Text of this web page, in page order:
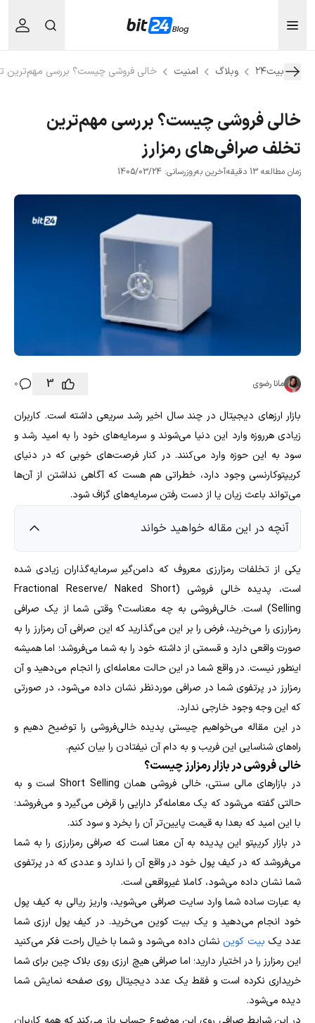
بیت۲۴ وبلاگ امنیت خالی فروشی چیست؟ بررسی مهم‌ترین
خالی فروشی چیست؟ بررسی مهم‌ترین
تخلف صرافی‌های رمزارز
زمان مطالعه 13 دقیقه آخرین به‌روزرسانی: 1405/03/24
مانا رضوی 3
0
بازار ارزهای دیجیتال در چند سال اخیر رشد سریعی داشته است. کاربران
زیادی هرروزه وارد این دنیا می‌شوند و سرمایه‌های خود را به امید رشد و
سود به این حوزه وارد می‌کنند. در کنار فرصت‌های خوبی که در دنیای
کریپتوکارنسی وجود دارد، خطراتی هم هست که آگاهی نداشتن از آن‌ها
می‌تواند باعث زیان یا از دست رفتن سرمایه‌های گزاف شود.
آنچه در این مقاله خواهید خواند
یکی از تخلفات رمزارزی معروف که دامن‌گیر سرمایه‌گذاران زیادی شده
است، پدیده خالی فروشی (Fractional Reserve/ Naked Short
Selling) است. خالی‌فروشی به چه معناست؟ وقتی شما از یک صرافی
رمزارزی را می‌خرید، فرض را بر این می‌گذارید که این صرافی آن رمزارز را به
صورت واقعی دارد و قسمتی از داشته خود را به شما می‌فروشد؛ اما همیشه
اینطور نیست. در واقع شما در این حالت معامله‌ای را انجام می‌دهید و آن
رمزارز در پرتفوی شما در صرافی موردنظر نشان داده می‌شود، در صورتی
که این وجه وجود خارجی ندارد.
در این مقاله می‌خواهیم چیستی پدیده خالی‌فروشی را توضیح دهیم و
راه‌های شناسایی این فریب و به دام آن نیفتادن را بیان کنیم.
خالی فروشی در بازار رمزارز چیست؟
در بازارهای مالی سنتی، خالی فروشی همان Short Selling است و به
حالتی گفته می‌شود که یک معامله‌گر دارایی را قرض می‌گیرد و می‌فروشد؛
با این امید که بعدا به قیمت پایین‌تر آن را بخرد و سود کند.
در بازار کریپتو این پدیده به آن معنا است که صرافی رمزارزی را به شما
می‌فروشد که در کیف پول خود در واقع آن را ندارد و عددی که در پرتفوی
شما نشان داده می‌شود، کاملا غیرواقعی است.
به عبارت ساده شما وارد سایت صرافی می‌شوید، واریز ریالی به کیف پول
خود انجام می‌دهید و یک بیت کوین می‌خرید. در کیف پول ارزی شما
عدد یک بیت کوین نشان داده می‌شود و شما با خیال راحت فکر می‌کنید
این رمزارز را در اختیار دارید؛ اما صرافی هیچ ارزی روی بلاک چین برای شما
خریداری نکرده است و فقط یک عدد دیجیتال روی صفحه نمایش شما
دیده می‌شود.